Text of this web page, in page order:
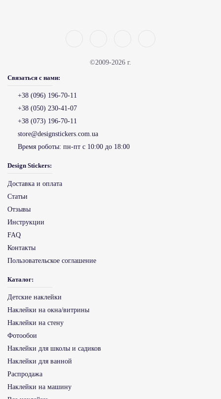
©2009-2026 г.
Связаться с нами:
+38 (096) 196-70-11
+38 (050) 230-41-07
+38 (073) 196-70-11
store@designstickers.com.ua
Время роботы: пн-пт с 10:00 до 18:00
Design Stickers:
Доставка и оплата
Статьи
Отзывы
Инструкции
FAQ
Контакты
Пользовательское соглашение
Каталог:
Детские наклейки
Наклейки на окна/витрины
Наклейки на стену
Фотообои
Наклейки для школы и садиков
Наклейки для ванной
Распродажа
Наклейки на машину